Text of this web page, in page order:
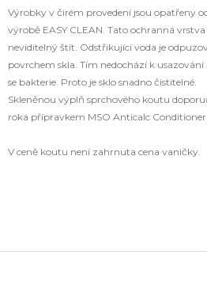
Výrobky v čirém provedení jsou opatřeny
výrobě EASY CLEAN. Tato ochranná
neviditelný štít. Odstřikující voda je
povrchem skla. Tím nedochází k
se bakterie. Proto je sklo snadno čistitelné.
Skleněnou výplň sprchového koutu
roka přípravkem MSO Anticalc Conditioner.
V ceně koutu není zahrnuta cena vaničky.